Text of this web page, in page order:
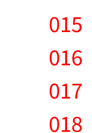
015
016
017
018